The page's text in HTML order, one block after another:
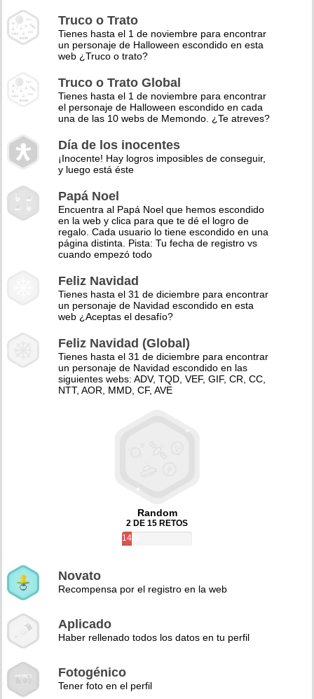
Truco o Trato
Tienes hasta el 1 de noviembre para encontrar
un personaje de Halloween escondido en esta
web ¿Truco o trato?
Truco o Trato Global
Tienes hasta el 1 de noviembre para encontrar
el personaje de Halloween escondido en cada
una de las 10 webs de Memondo. ¿Te atreves?
Día de los inocentes
¡Inocente! Hay logros imposibles de conseguir,
y luego está éste
Papá Noel
Encuentra al Papá Noel que hemos escondido
en la web y clica para que te dé el logro de
regalo. Cada usuario lo tiene escondido en una
página distinta. Pista: Tu fecha de registro vs
cuando empezó todo
Feliz Navidad
Tienes hasta el 31 de diciembre para encontrar
un personaje de Navidad escondido en esta
web ¿Aceptas el desafío?
Feliz Navidad (Global)
Tienes hasta el 31 de diciembre para encontrar
un personaje de Navidad escondido en las
siguientes webs: ADV, TQD, VEF, GIF, CR, CC,
NTT, AOR, MMD, CF, AVE
Random
2 DE 15 RETOS
14%
Novato
Recompensa por el registro en la web
Aplicado
Haber rellenado todos los datos en tu perfil
Fotogénico
Tener foto en el perfil